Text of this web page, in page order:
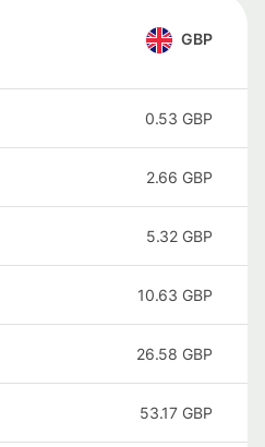
GBP
0.53 GBP
2.66 GBP
5.32 GBP
10.63 GBP
26.58 GBP
53.17 GBP